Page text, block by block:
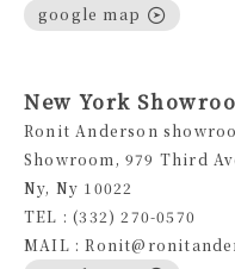
google map
New York
Ronit Anderson
Showroom, 979 Third
Ny, Ny 10022
TEL : (332) 270-0570
MAIL :